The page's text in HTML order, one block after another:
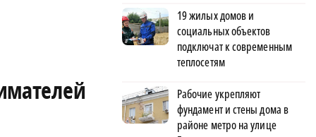
19 жилых домов и
социальных объектов
подключат к современным
теплосетям
Рабочие укрепляют
фундамент и стены дома в
районе метро на улице